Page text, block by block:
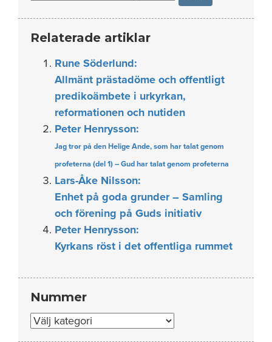
Relaterade artiklar
Rune Söderlund:
Allmänt prästadöme och offentligt
predikoämbete i urkyrkan,
reformationen och nutiden
Peter Henrysson:
Jag tror på den Helige Ande, som har talat genom
profeterna (del 1) – Gud har talat genom profeterna
Lars-Åke Nilsson:
Enhet på goda grunder – Samling
och förening på Guds initiativ
Peter Henrysson:
Kyrkans röst i det offentliga rummet
Nummer
Nummer